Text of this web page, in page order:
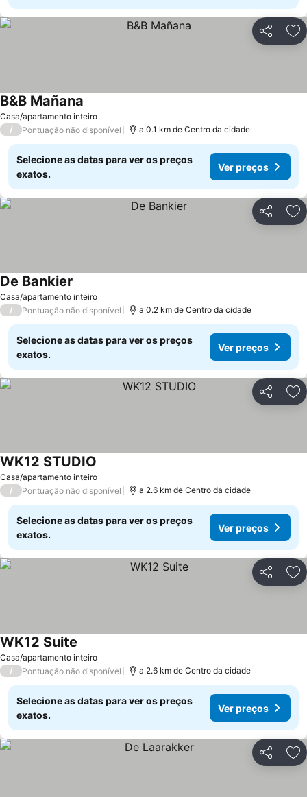
Partilhar
Casa/apartamento inteiro
B&B Mañana
/ Pontuação não disponível a 0.1 km de Centro da cidade
Selecione as datas para ver os preços
exatos.
Ver preços
Partilhar
Casa/apartamento inteiro
De Bankier
/ Pontuação não disponível a 0.2 km de Centro da cidade
Selecione as datas para ver os preços
exatos.
Ver preços
Partilhar
Casa/apartamento inteiro
WK12 STUDIO
/ Pontuação não disponível a 2.6 km de Centro da cidade
Selecione as datas para ver os preços
exatos.
Ver preços
Partilhar
Casa/apartamento inteiro
WK12 Suite
/ Pontuação não disponível a 2.6 km de Centro da cidade
Selecione as datas para ver os preços
exatos.
Ver preços
Partilhar